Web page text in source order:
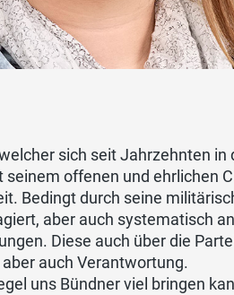
sich seit Jahrzehnten
offenen und ehrlichen
Bedingt durch seine
aber auch systematisch
Diese auch über die
auch Verantwortung.
uns Bündner viel bringen